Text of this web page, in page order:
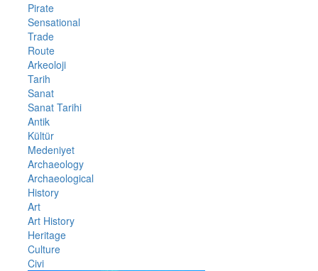
Pirate
Sensational
Trade
Route
Arkeoloji
Tarih
Sanat
Sanat Tarihi
Antik
Kültür
Medeniyet
Archaeology
Archaeological
History
Art
Art History
Heritage
Culture
Civi